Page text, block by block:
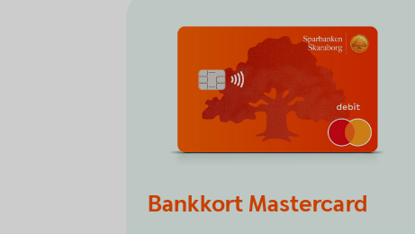
Bankkort Mastercard